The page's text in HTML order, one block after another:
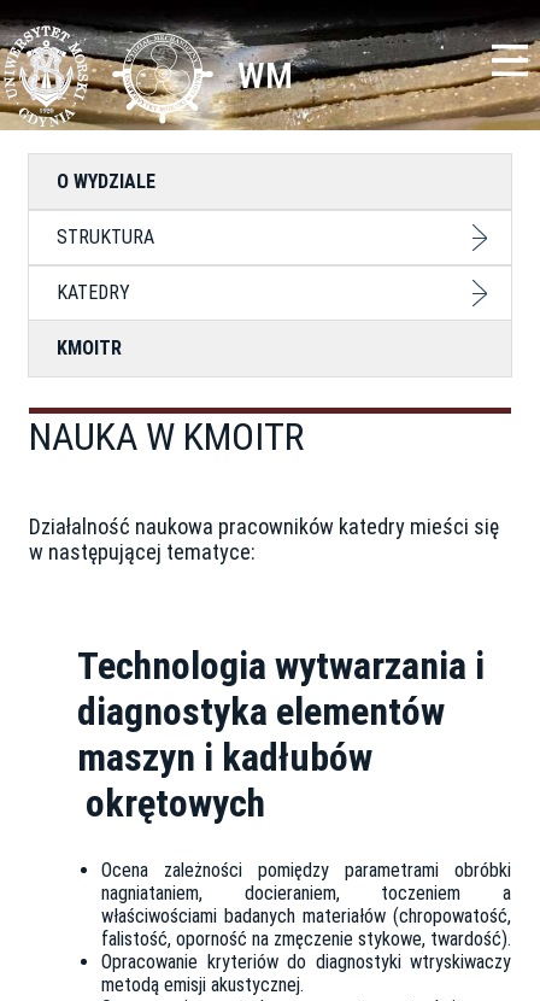
do
treści
high
contrast
WM
O WYDZIALE
STRUKTURA
KATEDRY
KMOITR
NAUKA W KMOITR
Działalność naukowa pracowników katedry mieści się
w następującej tematyce:
Technologia wytwarzania i
diagnostyka elementów
maszyn i kadłubów
okrętowych
Ocena zależności pomiędzy parametrami obróbki
nagniataniem, docieraniem, toczeniem a
właściwościami badanych materiałów (chropowatość,
falistość, oporność na zmęczenie stykowe, twardość).
Opracowanie kryteriów do diagnostyki wtryskiwaczy
metodą emisji akustycznej.